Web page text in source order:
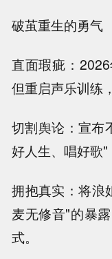
破茧重生的勇气
直面瑕疵：
但重启声乐训练
切割舆论：宣布
好人生、唱好歌"
拥抱真实：将浪
麦无修音"的暴
式。